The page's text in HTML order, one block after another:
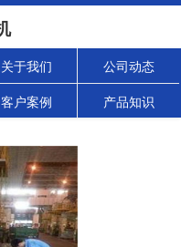
关于我们 公司动态
客户案例 产品知识